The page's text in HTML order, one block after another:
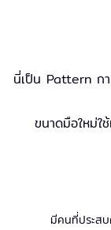
นี่เป็น Pattern ก
ขนาดมือใหม่ใ
มีคนที่ประสบ